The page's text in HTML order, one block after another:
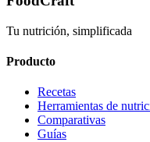
Tu nutrición, simplificada
Producto
Recetas
Herramientas de
Comparativas
Guías